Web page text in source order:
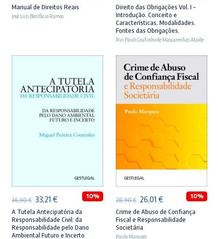
preço
original
preço
atual
Manual de Direitos Reais
José Luís Bonifácio Ramos
preço
original
era:
preço
atual
é:
Direito das Obrigações Vol. I –
Introdução. Conceito e
Características. Modalidades.
Fontes das Obrigações.
Rui Paulo Coutinho de Mascarenhas Ataíde
36,90€ O
preço
original
33,21 €O
preço
atual
10%
A Tutela Antecipatória da
Responsabilidade Civil: da
Responsabilidade pelo Dano
Ambiental Futuro e Incerto
ADICIONAR
28,90€ O
preço
original
26,01 €O
preço
atual
10%
Crime de Abuso de Confiança
Fiscal e Responsabilidade
Societária
Paulo Marques